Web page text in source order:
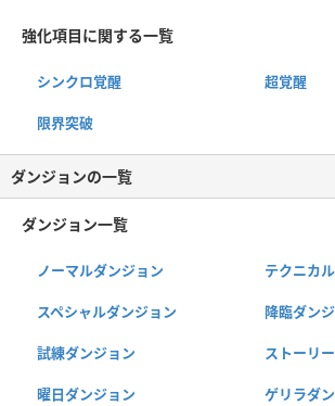
強化項目に関する一覧
シンクロ覚醒 超覚醒
限界突破
ダンジョンの一覧
ダンジョン一覧
ノーマルダンジョン テクニカ
スペシャルダンジョン 降臨ダン
試練ダンジョン ストーリ
曜日ダンジョン ゲリラダ